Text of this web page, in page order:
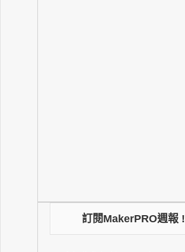
訂閱MakerPRO週報 !